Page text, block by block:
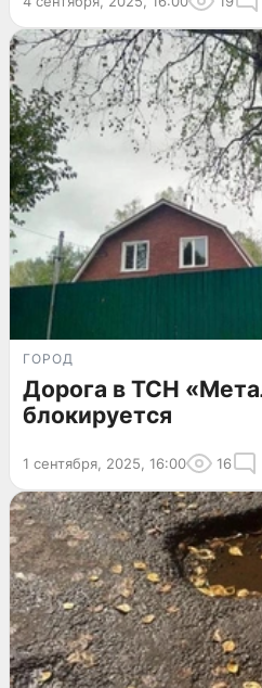
ГОРОД
Дорога в ТСН
блокируется
1 сентября, 2025, 16:00 16